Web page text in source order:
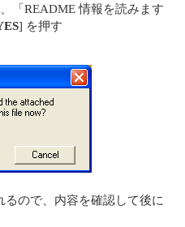
「README 情報を読みます
] を押す
るので、内容を確認して後に